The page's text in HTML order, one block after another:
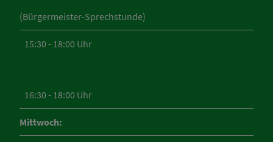
(Bürgermeister-Sprechstunde)
15:30 - 18:00 Uhr
16:30 - 18:00 Uhr
Mittwoch: